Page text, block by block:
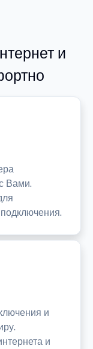
и
Вами.
и
и